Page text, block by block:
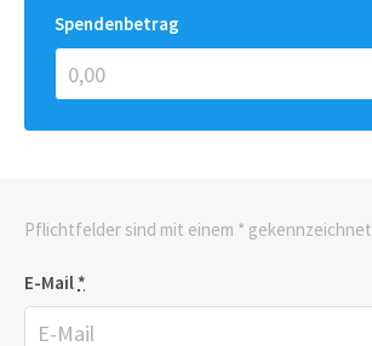
Spendenbetrag
Pflichtfelder sind mit einem * gekennzeichnet
E-Mail *